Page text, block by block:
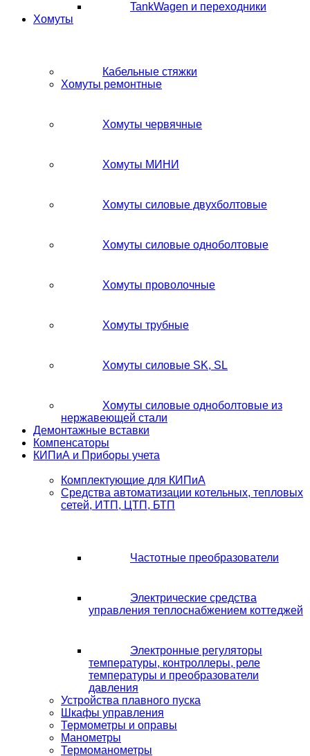
TankWagen и переходники
Хомуты
Кабельные стяжки
Хомуты ремонтные
Хомуты червячные
Хомуты МИНИ
Хомуты силовые двухболтовые
Хомуты силовые одноболтовые
Хомуты проволочные
Хомуты трубные
Хомуты силовые SK, SL
Хомуты силовые одноболтовые из
нержавеющей стали
Демонтажные вставки
Компенсаторы
КИПиА и Приборы учета
Комплектующие для КИПиА
Средства автоматизации котельных, тепловых
сетей, ИТП, ЦТП, БТП
Частотные преобразователи
Электрические средства
управления теплоснабжением коттеджей
Электронные регуляторы
температуры, контроллеры, реле
температуры и преобразователи
давления
Устройства плавного пуска
Шкафы управления
Термометры и оправы
Манометры
Термоманометры